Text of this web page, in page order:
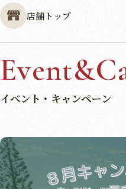
店舗トップ
イベント・キャンペーン